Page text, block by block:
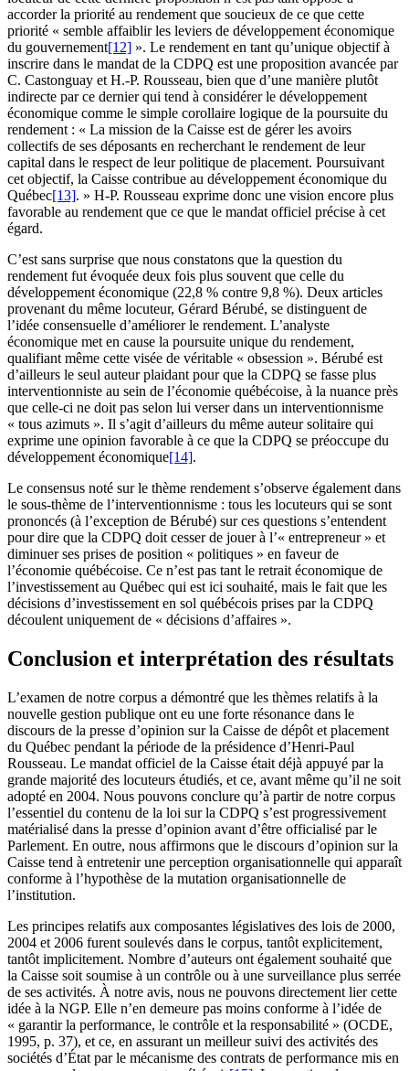
accorder la priorité au rendement que soucieux de ce que cette
priorité « semble affaiblir les leviers de développement économique
du gouvernement[12] ». Le rendement en tant qu’unique objectif à
inscrire dans le mandat de la CDPQ est une proposition avancée par
C. Castonguay et H.-P. Rousseau, bien que d’une manière plutôt
indirecte par ce dernier qui tend à considérer le développement
économique comme le simple corollaire logique de la poursuite du
rendement : « La mission de la Caisse est de gérer les avoirs
collectifs de ses déposants en recherchant le rendement de leur
capital dans le respect de leur politique de placement. Poursuivant
cet objectif, la Caisse contribue au développement économique du
Québec[13]. » H-P. Rousseau exprime donc une vision encore plus
favorable au rendement que ce que le mandat officiel précise à cet
égard.
C’est sans surprise que nous constatons que la question du
rendement fut évoquée deux fois plus souvent que celle du
développement économique (22,8 % contre 9,8 %). Deux articles
provenant du même locuteur, Gérard Bérubé, se distinguent de
l’idée consensuelle d’améliorer le rendement. L’analyste
économique met en cause la poursuite unique du rendement,
qualifiant même cette visée de véritable « obsession ». Bérubé est
d’ailleurs le seul auteur plaidant pour que la CDPQ se fasse plus
interventionniste au sein de l’économie québécoise, à la nuance près
que celle-ci ne doit pas selon lui verser dans un interventionnisme
« tous azimuts ». Il s’agit d’ailleurs du même auteur solitaire qui
exprime une opinion favorable à ce que la CDPQ se préoccupe du
développement économique[14].
Le consensus noté sur le thème rendement s’observe également dans
le sous-thème de l’interventionnisme : tous les locuteurs qui se sont
prononcés (à l’exception de Bérubé) sur ces questions s’entendent
pour dire que la CDPQ doit cesser de jouer à l’« entrepreneur » et
diminuer ses prises de position « politiques » en faveur de
l’économie québécoise. Ce n’est pas tant le retrait économique de
l’investissement au Québec qui est ici souhaité, mais le fait que les
décisions d’investissement en sol québécois prises par la CDPQ
découlent uniquement de « décisions d’affaires ».
Conclusion et interprétation des résultats
L’examen de notre corpus a démontré que les thèmes relatifs à la
nouvelle gestion publique ont eu une forte résonance dans le
discours de la presse d’opinion sur la Caisse de dépôt et placement
du Québec pendant la période de la présidence d’Henri-Paul
Rousseau. Le mandat officiel de la Caisse était déjà appuyé par la
grande majorité des locuteurs étudiés, et ce, avant même qu’il ne soit
adopté en 2004. Nous pouvons conclure qu’à partir de notre corpus
l’essentiel du contenu de la loi sur la CDPQ s’est progressivement
matérialisé dans la presse d’opinion avant d’être officialisé par le
Parlement. En outre, nous affirmons que le discours d’opinion sur la
Caisse tend à entretenir une perception organisationnelle qui apparaît
conforme à l’hypothèse de la mutation organisationnelle de
l’institution.
Les principes relatifs aux composantes législatives des lois de 2000,
2004 et 2006 furent soulevés dans le corpus, tantôt explicitement,
tantôt implicitement. Nombre d’auteurs ont également souhaité que
la Caisse soit soumise à un contrôle ou à une surveillance plus serrée
de ses activités. À notre avis, nous ne pouvons directement lier cette
idée à la NGP. Elle n’en demeure pas moins conforme à l’idée de
« garantir la performance, le contrôle et la responsabilité » (OCDE,
1995, p. 37), et ce, en assurant un meilleur suivi des activités des
sociétés d’État par le mécanisme des contrats de performance mis en